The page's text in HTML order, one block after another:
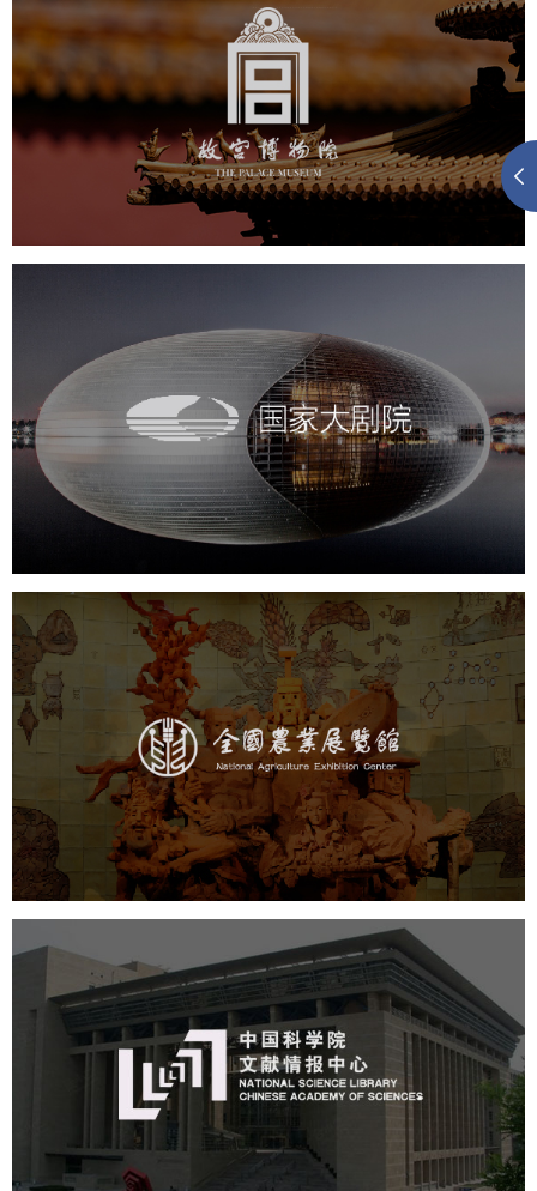
故宫博物院
文化艺术 博物馆 智慧博物馆
博物馆网站建设
景区网站建设
文创商城 万能专题 网站代运营
国家大剧院
文化艺术 剧院 智慧展馆 展馆网站建设
农业展览馆
文化艺术 展馆网站建设
博物馆展厅设计
数字博物馆建设
展厅空间设计
企业展厅设计
公司展厅设计
北京展厅设计 产品展厅设计
中国科学院文献情报中心
网站建设
数字博物馆建设
展厅空间设计
产品展厅设计